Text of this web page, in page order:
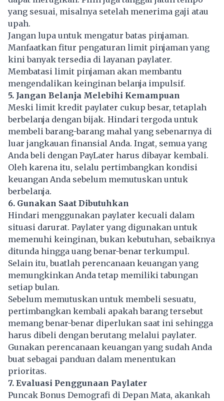
yang sesuai, misalnya setelah menerima gaji atau
upah.
Jangan lupa untuk mengatur batas pinjaman.
Manfaatkan fitur pengaturan limit pinjaman yang
kini banyak tersedia di layanan paylater.
Membatasi limit pinjaman akan membantu
mengendalikan keinginan belanja impulsif.
5. Jangan Belanja Melebihi Kemampuan
Meski limit kredit paylater cukup besar, tetaplah
berbelanja dengan bijak. Hindari tergoda untuk
membeli barang-barang mahal yang sebenarnya di
luar jangkauan finansial Anda. Ingat, semua yang
Anda beli dengan PayLater harus dibayar kembali.
Oleh karena itu, selalu pertimbangkan kondisi
keuangan Anda sebelum memutuskan untuk
berbelanja.
6. Gunakan Saat Dibutuhkan
Hindari menggunakan paylater kecuali dalam
situasi darurat. Paylater yang digunakan untuk
memenuhi keinginan, bukan kebutuhan, sebaiknya
ditunda hingga uang benar-benar terkumpul.
Selain itu, buatlah perencanaan keuangan yang
memungkinkan Anda tetap memiliki tabungan
setiap bulan.
Sebelum memutuskan untuk membeli sesuatu,
pertimbangkan kembali apakah barang tersebut
memang benar-benar diperlukan saat ini sehingga
harus dibeli dengan berutang melalui paylater.
Gunakan perencanaan keuangan yang sudah Anda
buat sebagai panduan dalam menentukan
prioritas.
7. Evaluasi Penggunaan Paylater
Puncak Bonus Demografi di Depan Mata, akankah